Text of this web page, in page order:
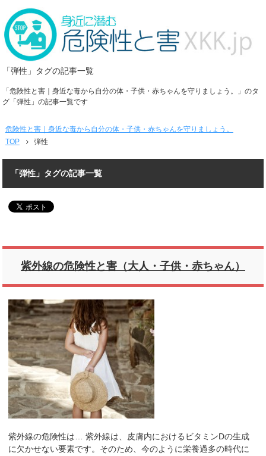
「弾性」タグの記事一覧
「危険性と害｜身近な毒から自分の体・子供・赤ちゃんを守りましょう。」のタ
グ「弾性」の記事一覧です
危険性と害｜身近な毒から自分の体・子供・赤ちゃんを守りましょう。
TOP
弾性
「弾性」タグの記事一覧
紫外線の危険性と害（大人・子供・赤ちゃん）
紫外線の危険性は… 紫外線は、皮膚内におけるビタミンDの生成
に欠かせない要素です。そのため、今のように栄養過多の時代に